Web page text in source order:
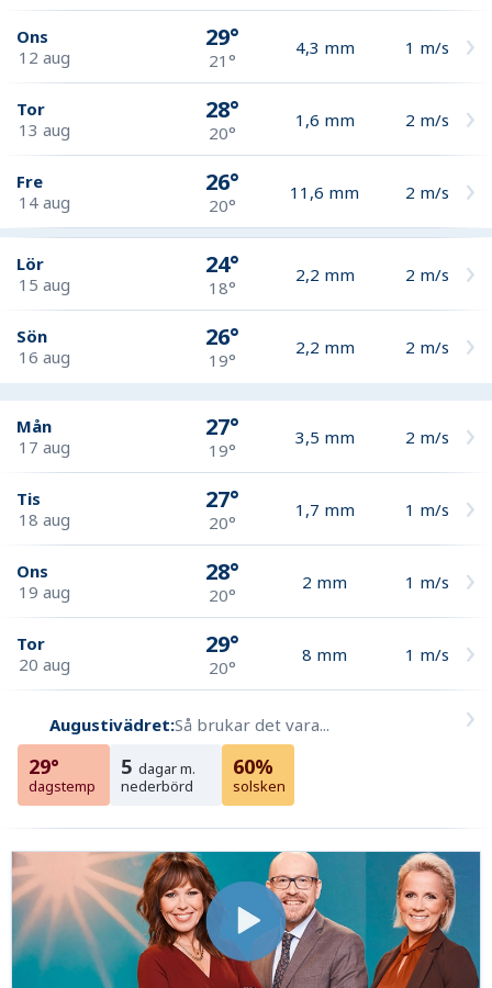
Ons
12 aug
29°
21°
4,3 mm 1 m/s
Tor
13 aug
28°
20°
1,6 mm 2 m/s
Fre
14 aug
26°
20°
11,6 mm 2 m/s
Lör
15 aug
24°
18°
2,2 mm 2 m/s
Sön
16 aug
26°
19°
2,2 mm 2 m/s
Mån
17 aug
27°
19°
3,5 mm 2 m/s
Tis
18 aug
27°
20°
1,7 mm 1 m/s
Ons
19 aug
28°
20°
2 mm 1 m/s
Tor
20 aug
29°
20°
8 mm 1 m/s
Augustivädret:Så brukar det vara...
29°
dagstemp
5 dagar m.
nederbörd
60%
solsken